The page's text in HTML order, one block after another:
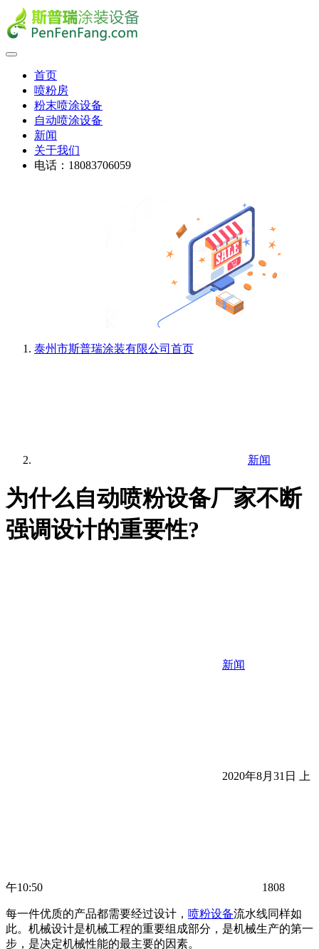
首页
喷粉房
粉末喷涂设备
自动喷涂设备
新闻
关于我们
电话：18083706059
泰州市斯普瑞涂装有限公司 首页
新闻
为什么自动喷粉设备厂家不断
强调设计的重要性?
新闻
2020年8月31日 上
午10:50 1808
每一件优质的产品都需要经过设计， 喷粉设备流水线同样如
此。机械设计是机械工程的重要组成部分，是机械生产的第一
步，是决定机械性能的最主要的因素。